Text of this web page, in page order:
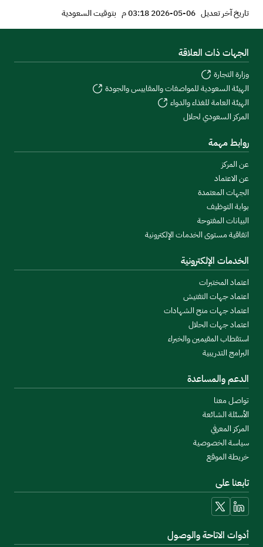
تاريخ آخر تعديل 06-05-2026 03:18 م بتوقيت السعودية
الجهات ذات العلاقة
وزارة التجارة
الهيئة السعودية للمواصفات والمقاييس والجودة
الهيئة العامة للغذاء والدواء
المركز السعودي لحلال
روابط مهمة
عن المركز
عن الاعتماد
الجهات المعتمدة
بوابة التوظيف
البيانات المفتوحة
اتفاقية مستوى الخدمات الإلكترونية
الخدمات الإلكترونية
اعتماد المختبرات
اعتماد جهات التفتيش
اعتماد جهات منح الشهادات
اعتماد جهات الحلال
استقطاب المقيمين والخبراء
البرامج التدريبية
الدعم والمساعدة
تواصل معنا
الأسئلة الشائعة
المركز المعرفي
سياسة الخصوصية
خريطة الموقع
تابعنا على
linkedin
x
أدوات الاتاحة والوصول